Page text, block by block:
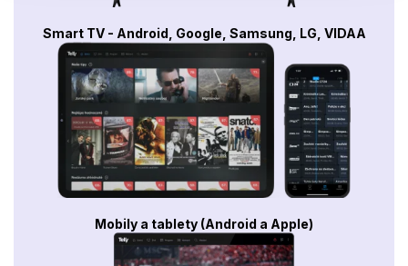
Smart TV - Android, Google, Samsung, LG, VIDAA
Mobily a tablety (Android a Apple)